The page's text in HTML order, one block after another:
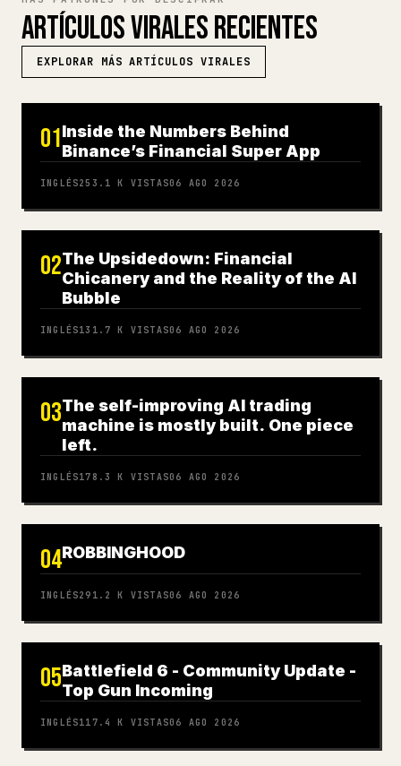
ARTÍCULOS VIRALES RECIENTES
EXPLORAR MÁS ARTÍCULOS VIRALES
01Inside the Numbers Behind
Binance’s Financial Super App
INGLÉS253.1 K VISTAS06 AGO 2026
02The Upsidedown: Financial
Chicanery and the Reality of the AI
Bubble
INGLÉS131.7 K VISTAS06 AGO 2026
03The self-improving AI trading
machine is mostly built. One piece
left.
INGLÉS178.3 K VISTAS06 AGO 2026
04ROBBINGHOOD
INGLÉS291.2 K VISTAS06 AGO 2026
05Battlefield 6 - Community Update -
Top Gun Incoming
INGLÉS117.4 K VISTAS06 AGO 2026